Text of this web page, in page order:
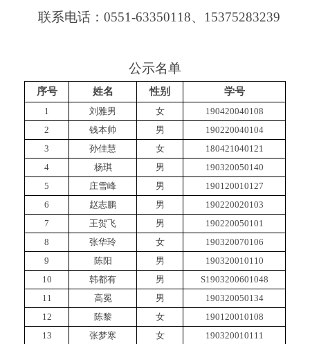
联系电话： 0551-63350118、15375283239
公示名单
序号 姓名 性别 学号
1 刘雅男 女
190420040108
2
钱本帅 男
190220040104
3
孙佳慧 女
180421040121
4
杨琪 男
190320050140
5
庄雪峰 男
190120010127
6
赵志鹏 男
190220020103
7
王贺飞 男
190220050101
8
张华玲 女
190320070106
9
陈阳 男
190320010110
10
韩都有 男
S1903200601048
11
高冕 男
190320050134
12
陈黎 女
190120010108
13
张梦寒 女
190320010111